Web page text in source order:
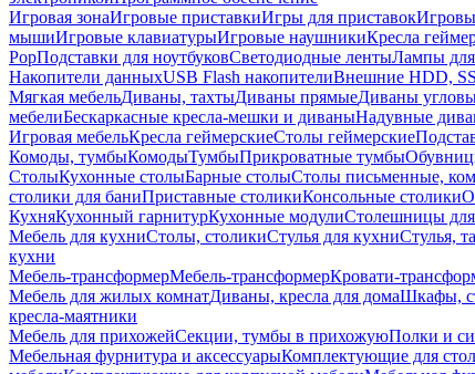
Игровая зонаИгровые приставкиИгры для приставок
мышиИгровые клавиатурыИгровые наушникиКресла
PopПодставки для ноутбуковСветодиодные лентыЛампы
Накопители данныхUSB Flash накопителиВнешние HDD,
Мягкая мебельДиваны, тахтыДиваны прямыеДиваны
мебелиБескаркасные кресла-мешки и диваныНадувные
Игровая мебельКресла геймерскиеСтолы геймерские
Комоды, тумбыКомодыТумбыПрикроватные тумбы
СтолыКухонные столыБарные столыСтолы письменные,
столики для баниПриставные столикиКонсольные столики
КухняКухонный гарнитурКухонные модулиСтолешницы
Мебель для кухниСтолы, столикиСтулья для кухниСтулья,
кухни
Мебель-трансформерМебель-трансформерКровати-
Мебель для жилых комнатДиваны, кресла для домаШкафы,
кресла-маятники
Мебель для прихожейСекции, тумбы в прихожуюПолки и
Мебельная фурнитура и аксессуарыКомплектующие для